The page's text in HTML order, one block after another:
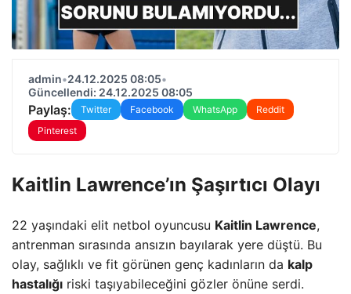
admin•24.12.2025 08:05•
Güncellendi: 24.12.2025 08:05
Paylaş: Twitter Facebook WhatsApp
Reddit
Pinterest
Kaitlin Lawrence’ın Şaşırtıcı Olayı
22 yaşındaki elit netbol oyuncusu Kaitlin Lawrence,
antrenman sırasında ansızın bayılarak yere düştü. Bu
olay, sağlıklı ve fit görünen genç kadınların da kalp
hastalığı riski taşıyabileceğini gözler önüne serdi.